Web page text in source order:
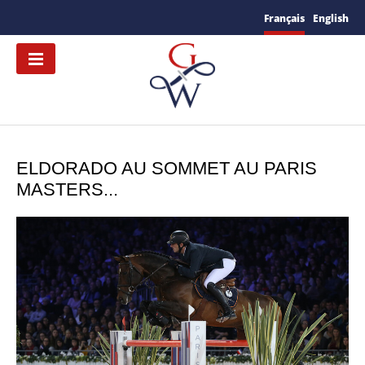
Français English
ELDORADO AU SOMMET AU PARIS
MASTERS...